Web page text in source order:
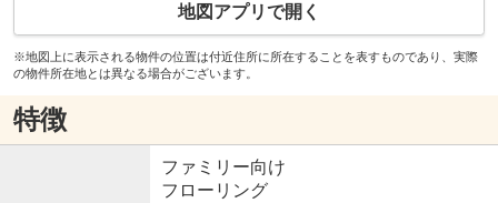
地図アプリで開く
※地図上に表示される物件の位置は付近住所に所在することを表すものであり、実際
の物件所在地とは異なる場合がございます。
特徴
ファミリー向け
フローリング